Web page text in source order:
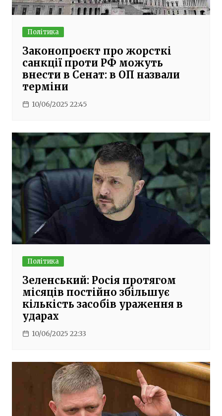
Політика
Законопроєкт про жорсткі
санкції проти РФ можуть
внести в Сенат: в ОП назвали
терміни
10/06/2025 22:45
Політика
Зеленський: Росія протягом
місяців постійно збільшує
кількість засобів ураження в
ударах
10/06/2025 22:33